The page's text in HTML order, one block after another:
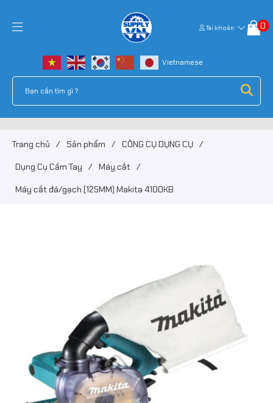
Tài khoản 0
Trang chủ / Sản phẩm / CÔNG CỤ DỤNG CỤ /
Dụng Cụ Cầm Tay / Máy cắt /
Máy cắt đá/gạch (125MM) Makita 4100KB